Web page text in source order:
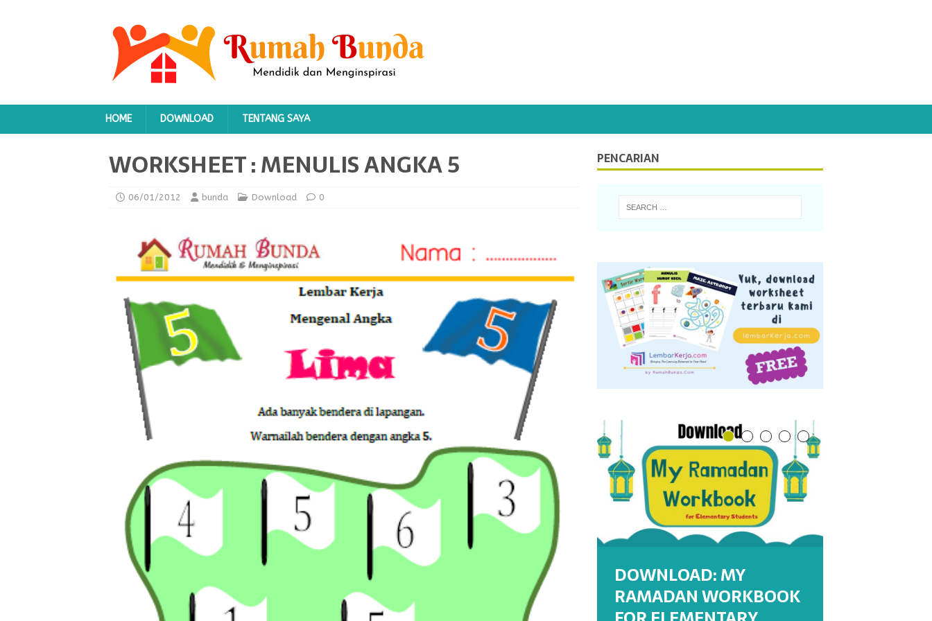
HOME DOWNLOAD TENTANG SAYA
WORKSHEET : MENULIS ANGKA 5
06/01/2012 bunda Download 0
PENCARIAN
DOWNLOAD: MY
RAMADAN WORKBOOK
DOWNLOAD : MY
DOWNLOAD : MY
WORKSHEETS:
WORKSHEET : MENULIS